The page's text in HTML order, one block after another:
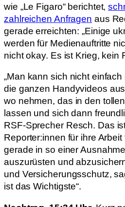
wie „Le Figaro“ berichtet,
zahlreichen Anfragen aus
gerade erreichten: „Einige
werden für Medienauftritte
nicht okay. Es ist Krieg, kein
„Man kann sich nicht
die ganzen Handyvideos
wo nehmen, das in den
lassen und sich dann
RSF-Sprecher Resch. Das
Reporter:innen für ihre
gerade in so einer
auszurüsten und
und Versicherungsschutz,
ist das Wichtigste“.